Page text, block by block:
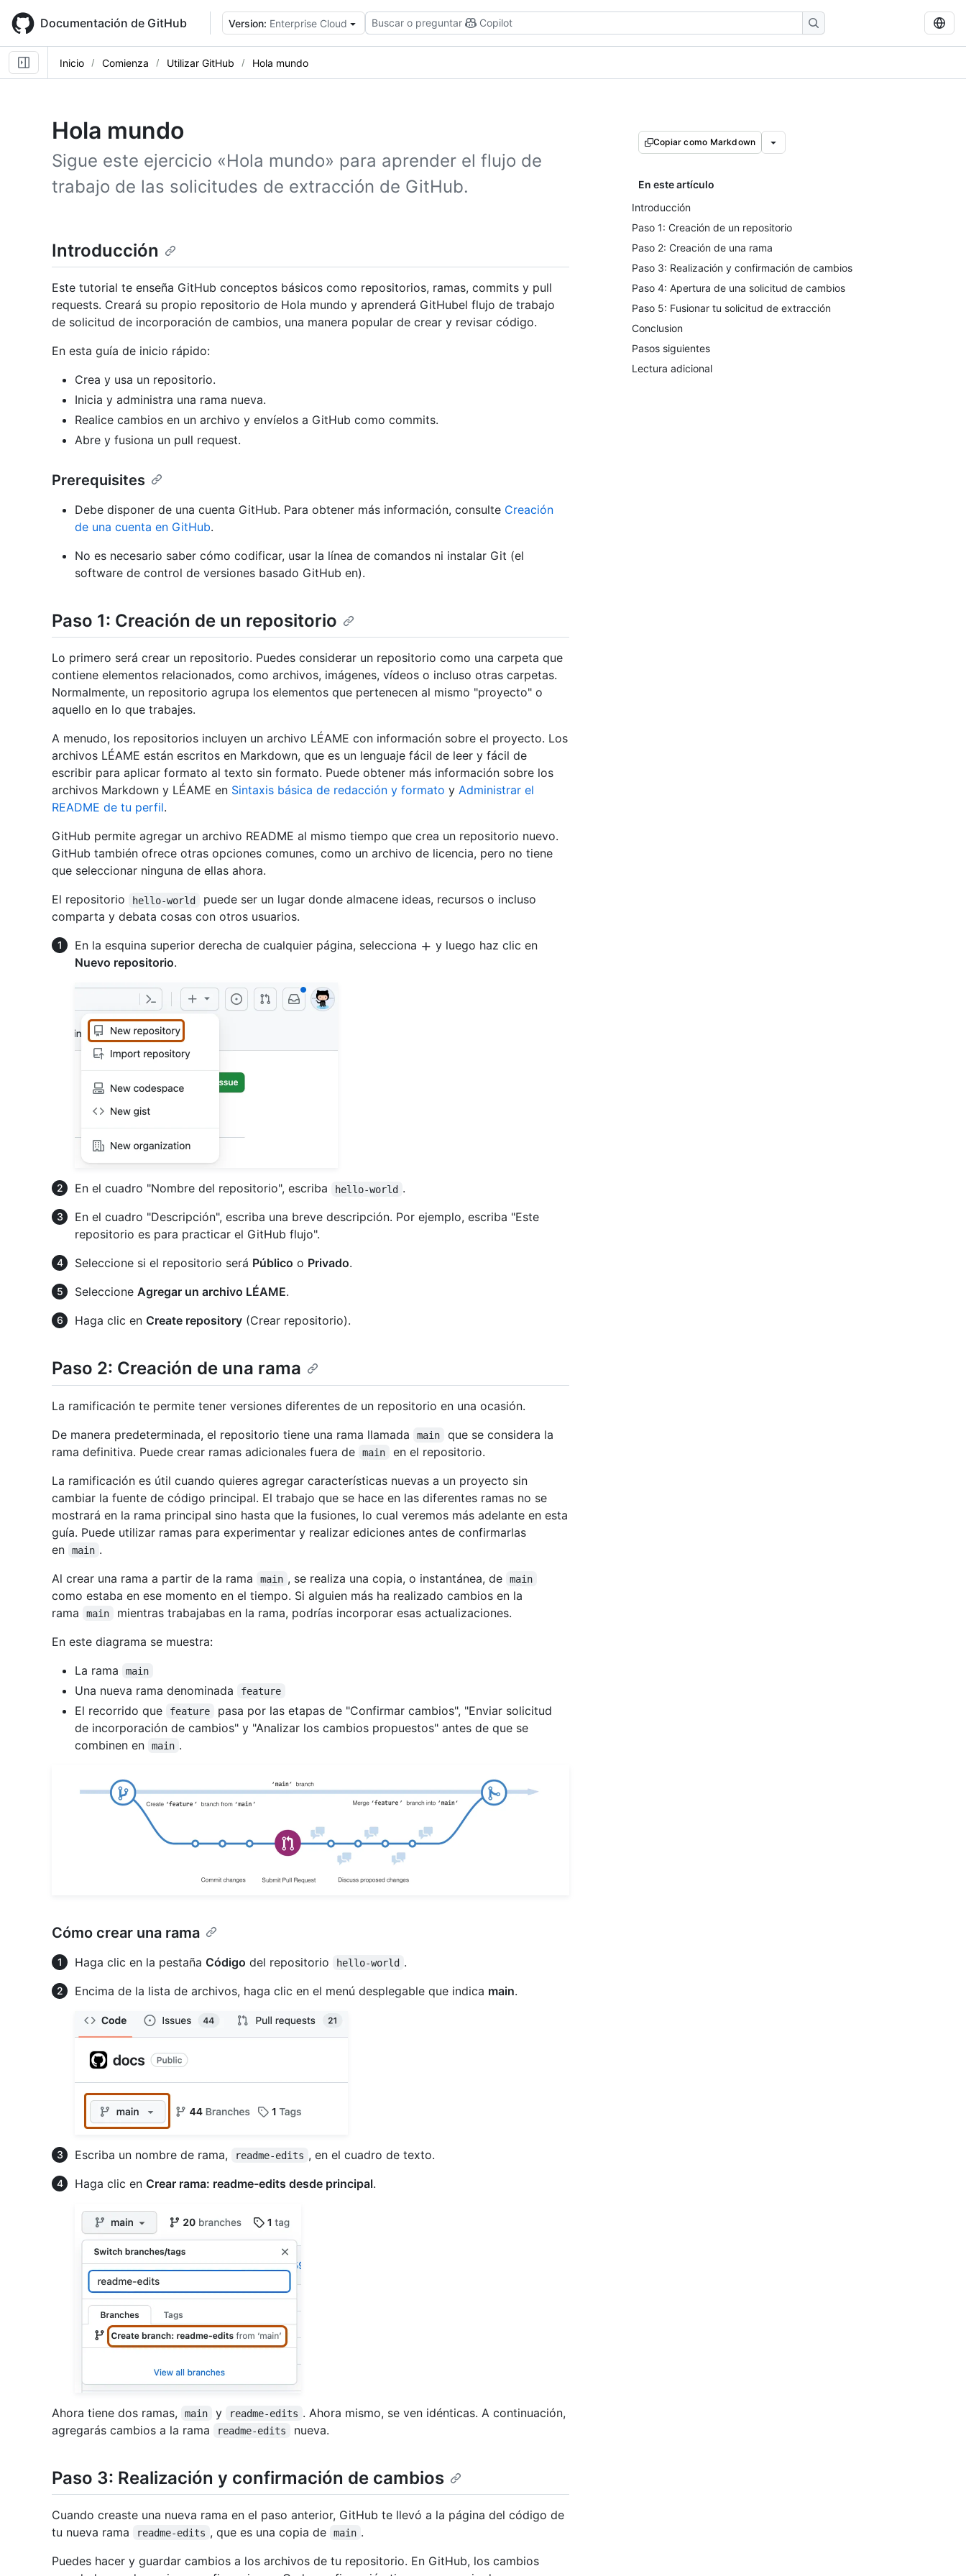
main
content
Documentación de GitHub Version: Enterprise Cloud Buscar o preguntar Copilot
Inicio Comienza Utilizar GitHub Hola mundo
Hola mundo
Sigue este ejercicio «Hola mundo» para aprender el flujo de
trabajo de las solicitudes de extracción de GitHub.
Copiar como Markdown
En este artículo
Introducción
Paso 1: Creación de un repositorio
Paso 2: Creación de una rama
Paso 3: Realización y confirmación de cambios
Paso 4: Apertura de una solicitud de cambios
Paso 5: Fusionar tu solicitud de extracción
Conclusion
Pasos siguientes
Lectura adicional
Introducción
Este tutorial te enseña GitHub conceptos básicos como repositorios, ramas, commits y pull
requests. Creará su propio repositorio de Hola mundo y aprenderá GitHubel flujo de trabajo
de solicitud de incorporación de cambios, una manera popular de crear y revisar código.
En esta guía de inicio rápido:
Crea y usa un repositorio.
Inicia y administra una rama nueva.
Realice cambios en un archivo y envíelos a GitHub como commits.
Abre y fusiona un pull request.
Prerequisites
Debe disponer de una cuenta GitHub. Para obtener más información, consulte Creación
de una cuenta en GitHub.
No es necesario saber cómo codificar, usar la línea de comandos ni instalar Git (el
software de control de versiones basado GitHub en).
Paso 1: Creación de un repositorio
Lo primero será crear un repositorio. Puedes considerar un repositorio como una carpeta que
contiene elementos relacionados, como archivos, imágenes, vídeos o incluso otras carpetas.
Normalmente, un repositorio agrupa los elementos que pertenecen al mismo "proyecto" o
aquello en lo que trabajes.
A menudo, los repositorios incluyen un archivo LÉAME con información sobre el proyecto. Los
archivos LÉAME están escritos en Markdown, que es un lenguaje fácil de leer y fácil de
escribir para aplicar formato al texto sin formato. Puede obtener más información sobre los
archivos Markdown y LÉAME en Sintaxis básica de redacción y formato y Administrar el
README de tu perfil.
GitHub permite agregar un archivo README al mismo tiempo que crea un repositorio nuevo.
GitHub también ofrece otras opciones comunes, como un archivo de licencia, pero no tiene
que seleccionar ninguna de ellas ahora.
El repositorio
hello-world
puede ser un lugar donde almacene ideas, recursos o incluso
comparta y debata cosas con otros usuarios.
En la esquina superior derecha de cualquier página, selecciona
y luego haz clic en
Nuevo repositorio.
En el cuadro "Nombre del repositorio", escriba hello-world .
En el cuadro "Descripción", escriba una breve descripción. Por ejemplo, escriba "Este
repositorio es para practicar el GitHub flujo".
Seleccione si el repositorio será Público o Privado.
Seleccione Agregar un archivo LÉAME.
Haga clic en Create repository (Crear repositorio).
Paso 2: Creación de una rama
La ramificación te permite tener versiones diferentes de un repositorio en una ocasión.
De manera predeterminada, el repositorio tiene una rama llamada
main
que se considera la
rama definitiva. Puede crear ramas adicionales fuera de
main
en el repositorio.
La ramificación es útil cuando quieres agregar características nuevas a un proyecto sin
cambiar la fuente de código principal. El trabajo que se hace en las diferentes ramas no se
mostrará en la rama principal sino hasta que la fusiones, lo cual veremos más adelante en esta
guía. Puede utilizar ramas para experimentar y realizar ediciones antes de confirmarlas
en
main .
Al crear una rama a partir de la rama
main , se realiza una copia, o instantánea, de main
como estaba en ese momento en el tiempo. Si alguien más ha realizado cambios en la
rama
main
mientras trabajabas en la rama, podrías incorporar esas actualizaciones.
En este diagrama se muestra:
La rama
main
Una nueva rama denominada feature
El recorrido que feature
pasa por las etapas de "Confirmar cambios", "Enviar solicitud
de incorporación de cambios" y "Analizar los cambios propuestos" antes de que se
combinen en
main .
Cómo crear una rama
Haga clic en la pestaña Código del repositorio hello-world .
Encima de la lista de archivos, haga clic en el menú desplegable que indica main.
Escriba un nombre de rama, readme-edits , en el cuadro de texto.
Haga clic en Crear rama: readme-edits desde principal.
Ahora tiene dos ramas, main y readme-edits . Ahora mismo, se ven idénticas. A continuación,
agregarás cambios a la rama
readme-edits nueva.
Paso 3: Realización y confirmación de cambios
Cuando creaste una nueva rama en el paso anterior, GitHub te llevó a la página del código de
tu nueva rama
readme-edits , que es una copia de main .
Puedes hacer y guardar cambios a los archivos de tu repositorio. En GitHub, los cambios